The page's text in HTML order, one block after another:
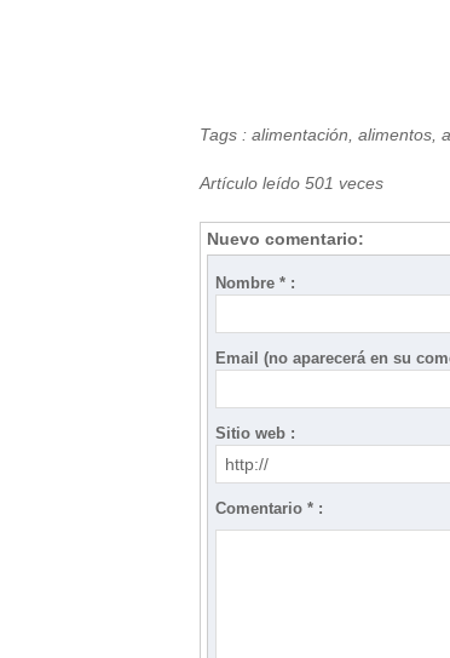
Tags: alimentación, alimentos,
Artículo leído 501 veces
Nuevo comentario:
Nombre * :
Email (no aparecerá en su
Sitio web :
Comentario * :